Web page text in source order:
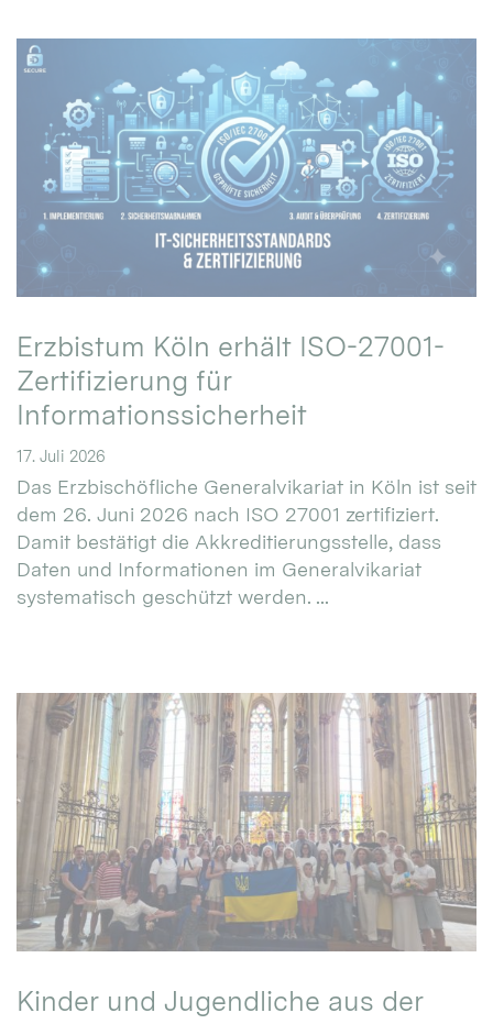
Erzbistum Köln erhält ISO-27001-
Zertifizierung für
Informationssicherheit
17. Juli 2026
Das Erzbischöfliche Generalvikariat in Köln ist seit
dem 26. Juni 2026 nach ISO 27001 zertifiziert.
Damit bestätigt die Akkreditierungsstelle, dass
Daten und Informationen im Generalvikariat
systematisch geschützt werden. ...
Kinder und Jugendliche aus der